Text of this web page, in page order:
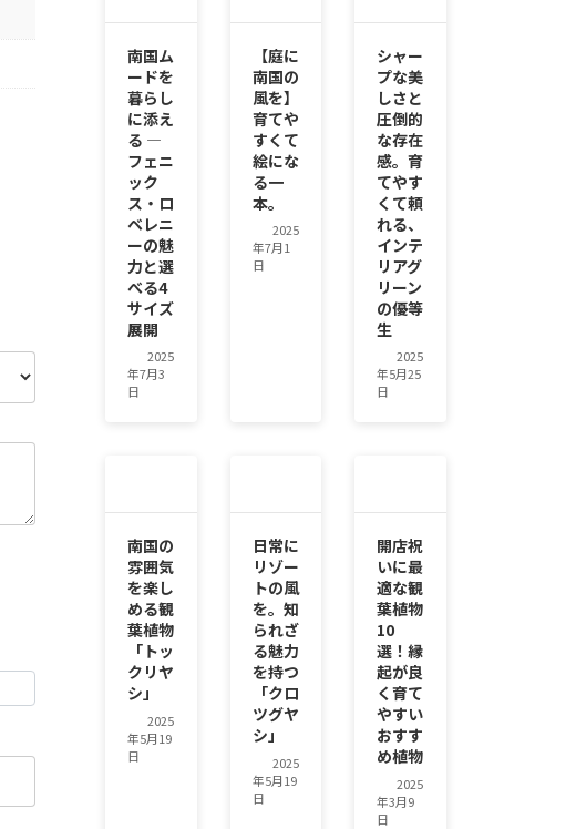
品
南国ム
ードを
暮らし
に添え
る ―
フェニ
ック
ス・ロ
ベレニ
ーの魅
力と選
べる4
サイズ
展開
2025
年7月3
日
【庭に
南国の
風を】
育てや
すくて
絵にな
る一
本。
2025
年7月1
日
シャー
プな美
しさと
圧倒的
な存在
感。育
てやす
くて頼
れる、
インテ
リアグ
リーン
の優等
生
2025
年5月25
日
南国の
雰囲気
を楽し
める観
葉植物
「トッ
クリヤ
シ」
2025
年5月19
日
日常に
リゾー
トの風
を。知
られざ
る魅力
を持つ
「クロ
ツグヤ
シ」
2025
年5月19
日
開店祝
いに最
適な観
葉植物
10
選！縁
起が良
く育て
やすい
おすす
め植物
2025
年3月9
日